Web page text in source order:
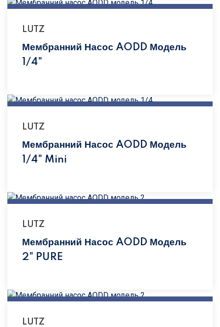
LUTZ
Мембранний Насос AODD Модель
1/4"
LUTZ
Мембранний Насос AODD Модель
1/4" Mini
LUTZ
Мембранний Насос AODD Модель
2" PURE
LUTZ